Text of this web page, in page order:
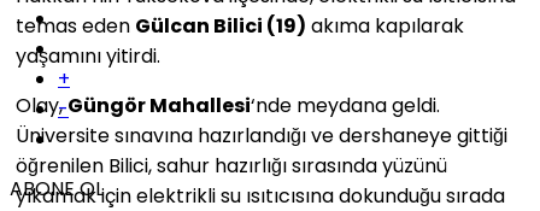
+
-
ABONE OL
temas eden Gülcan Bilici (19) akıma kapılarak
yaşamını yitirdi.
Olay,Güngör Mahallesi‘nde meydana geldi.
Üniversite sınavına hazırlandığı ve dershaneye gittiği
öğrenilen Bilici, sahur hazırlığı sırasında yüzünü
yıkamak için elektrikli su ısıtıcısına dokunduğu sırada